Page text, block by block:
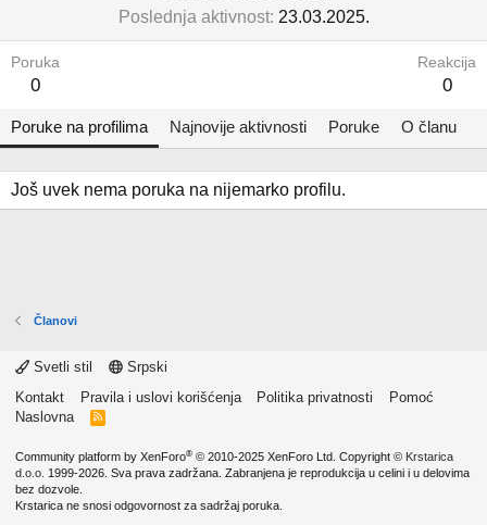
Poslednja aktivnost 23.03.2025.
Poruka
0
Reakcija
0
Poruke na profilima Najnovije aktivnosti Poruke O članu
Još uvek nema poruka na nijemarko profilu.
Članovi
Svetli stil
Srpski
Kontakt
Pravila i uslovi korišćenja Politika privatnosti
Pomoć
Naslovna
R
Community platform by XenForo® © 2010-2025 XenForo Ltd. Copyright © Krstarica
d.o.o. 1999-2026. Sva prava zadržana. Zabranjena je reprodukcija u celini i u delovima
bez dozvole.
Krstarica ne snosi odgovornost za sadržaj poruka.